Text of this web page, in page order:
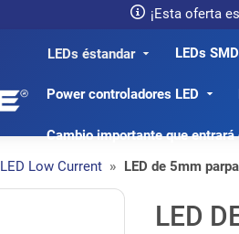
¡Esta oferta
LEDs éstandar LEDs SMD
Power controladores LED
Cambio importante que
LED Low Current LED de 5mm
LED